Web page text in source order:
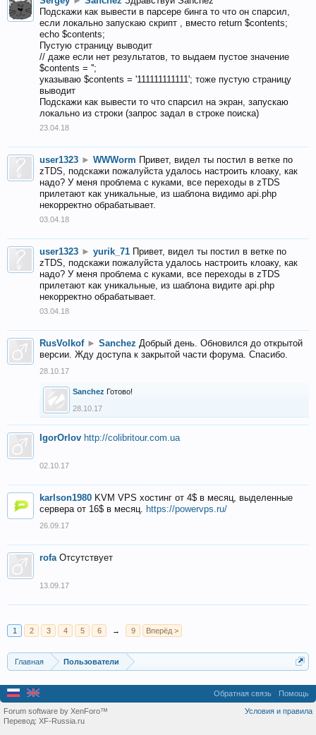
Подскажи как вывести в парсере бинга то что он спарсил,
если локально запускаю скрипт , вместо return $contents;
echo $contents;
Пустую страницу выводит
// даже если нет результатов, то выдаем пустое значение
$contents = '';
указываю $contents = '111111111111'; тоже пустую страницу
выводит
Подскажи как вывести то что спарсил на экран, запускаю
локально из строки (запрос задал в строке поиска)
23.04.18
user1323 ► WWWorm Привет, видел ты постил в ветке по
zTDS, подскажи пожалуйста удалось настроить клоаку, как
надо? У меня проблема с куками, все переходы в zTDS
прилетают как уникальные, из шаблона видимо api.php
некорректно обрабатывает.
03.04.18
user1323 ► yurik_71 Привет, видел ты постил в ветке по
zTDS, подскажи пожалуйста удалось настроить клоаку, как
надо? У меня проблема с куками, все переходы в zTDS
прилетают как уникальные, из шаблона видите api.php
некорректно обрабатывает.
03.04.18
RusVolkof ► Sanchez Добрый день. Обновился до открытой
версии. Жду доступа к закрытой части форума. Спасибо.
28.10.17
Sanchez Готово!
28.10.17
IgorOrlov http://colibritour.com.ua
02.10.17
karlson1980 KVM VPS хостинг от 4$ в месяц, выделенные
сервера от 16$ в месяц. https://powervps.ru/
26.09.17
rofa Отсутствует
13.09.17
1 2 3 4 5 6 → 9 Вперёд >
Главная Пользователи
Обратная связь Помощь
Условия и правила
Forum software by XenForo™
Перевод: XF-Russia.ru